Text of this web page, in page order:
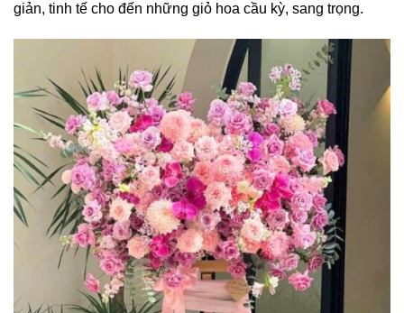
giản, tinh tế cho đến những giỏ hoa cầu kỳ, sang trọng.